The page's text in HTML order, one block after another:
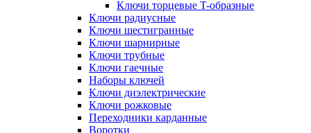
Ключи торцевые T-образные
Ключи радиусные
Ключи шестигранные
Ключи шарнирные
Ключи трубные
Ключи гаечные
Наборы ключей
Ключи диэлектрические
Ключи рожковые
Переходники карданные
Воротки